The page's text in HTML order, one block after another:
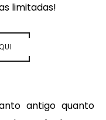
limitadas!
antigo quanto